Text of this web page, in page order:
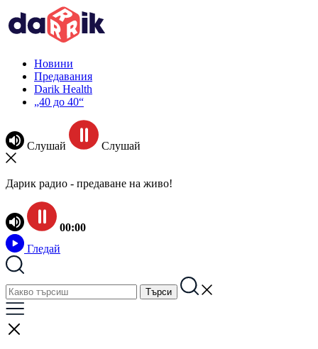
Новини
Предавания
Darik Health
„40 до 40“
Слушай Слушай
Дарик радио - предаване на живо!
00:00
Гледай